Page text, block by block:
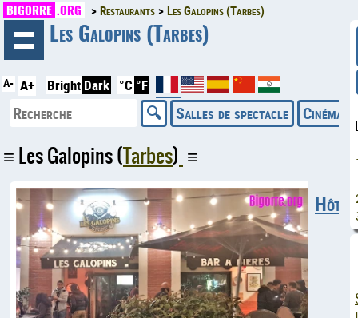
BIGORRE .ORG Restaurants Les Galopins (Tarbes)
Les Galopins (Tarbes)
A- A+ Bright Dark °C °F
Salles de spectacle Cinémas
Les Galopins (Tarbes)